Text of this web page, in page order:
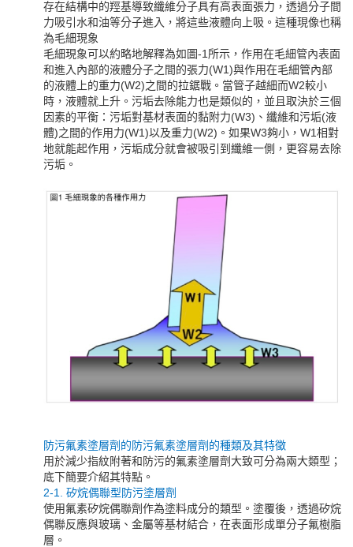
存在結構中的羥基導致纖維分子具有高表面張力，透過分子間
力吸引水和油等分子進入，將這些液體向上吸。這種現像也稱
為毛細現象
毛細現象可以約略地解釋為如圖-1所示，作用在毛細管內表面
和進入內部的液體分子之間的張力(W1)與作用在毛細管內部
的液體上的重力(W2)之間的拉鋸戰。當管子越細而W2較小
時，液體就上升。污垢去除能力也是類似的，並且取決於三個
因素的平衡：污垢對基材表面的黏附力(W3)、纖維和污垢(液
體)之間的作用力(W1)以及重力(W2)。如果W3夠小，W1相對
地就能起作用，污垢成分就會被吸引到纖維一側，更容易去除
污垢。
防污氟素塗層劑的防污氟素塗層劑的種類及其特徵
用於減少指紋附著和防污的氟素塗層劑大致可分為兩大類型；
底下簡要介紹其特點。
2-1. 矽烷偶聯型防污塗層劑
使用氟素矽烷偶聯劑作為塗料成分的類型。塗覆後，透過矽烷
偶聯反應與玻璃、金屬等基材結合，在表面形成單分子氟樹脂
層。